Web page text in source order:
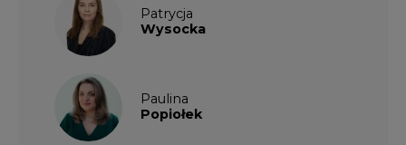
Patrycja
Wysocka
Paulina
Popiołek